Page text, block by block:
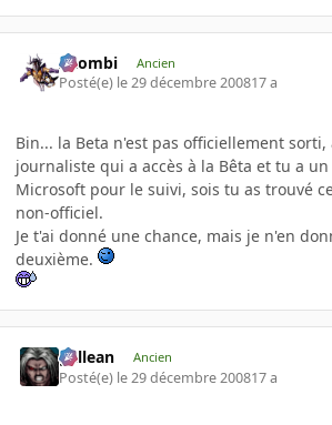
XZombi Ancien
Posté(e) le 29 décembre 200817 a
Bin... la Beta n'est pas officiellement
journaliste qui a accès à la Bêta et tu a un
Microsoft pour le suivi, sois tu as trouvé
non-officiel.
Je t'ai donné une chance, mais je n'en
deuxième.
gallean Ancien
Posté(e) le 29 décembre 200817 a